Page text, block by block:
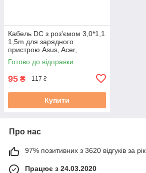
Кабель DC з роз'ємом 3,0*1,1
1,5m для зарядного
пристрою Asus, Acer,
Samsung 45W 65W 90W
Оригінал новий
Готово до відправки
95 ₴ 117 ₴
Купити
Про нас
97% позитивних з 3620 відгуків за рік
Працює з 24.03.2020